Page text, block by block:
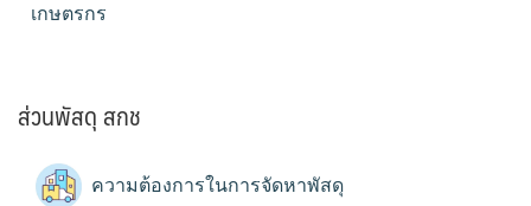
เกษตรกร
ส่วนพัสดุ สกช
ความต้องการในการจัดหาพัสดุ